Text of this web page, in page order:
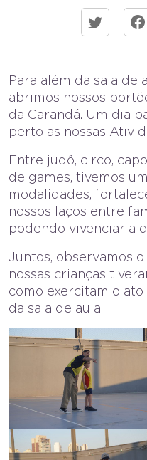
Para além da sala de
abrimos nossos
da Carandá. Um dia
perto as nossas
Entre judô, circo,
de games, tivemos
modalidades,
nossos laços entre
podendo vivenciar a
Juntos, observamos
nossas crianças
como exercitam o
da sala de aula.